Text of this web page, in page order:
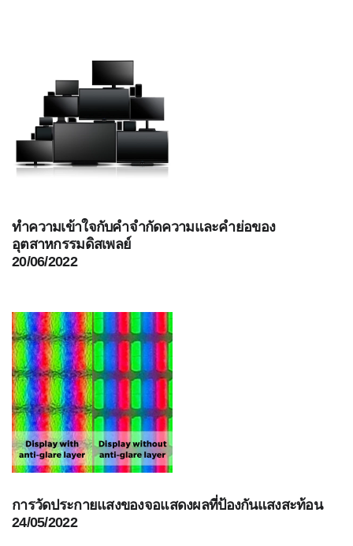
ทำความเข้าใจกับคำจำกัดความและคำย่อของ
อุตสาหกรรมดิสเพลย์
20/06/2022
การวัดประกายแสงของจอแสดงผลที่ป้องกันแสงสะท้อน
24/05/2022